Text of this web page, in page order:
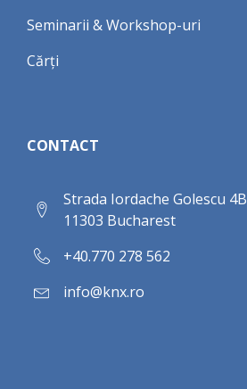
Seminarii & Workshop-uri
Cărți
CONTACT
Strada Iordache Golescu 4B
11303 Bucharest
+40.770 278 562
info@knx.ro